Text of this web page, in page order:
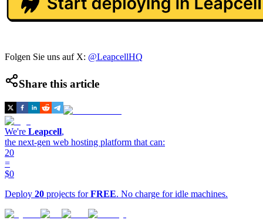
Folgen Sie uns auf X: @LeapcellHQ
Share this article
We're Leapcell,
the next-gen web hosting platform that can:
20
=
$0
Deploy 20 projects forFREE. No charge for idle machines.